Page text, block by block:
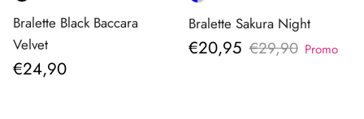
Bralette Black Baccara
Velvet
Prezzo normale
€24,90
Bralette Sakura Night
Prezzo di vendita
€20,95 Prezzo normale
€29,90 Promo